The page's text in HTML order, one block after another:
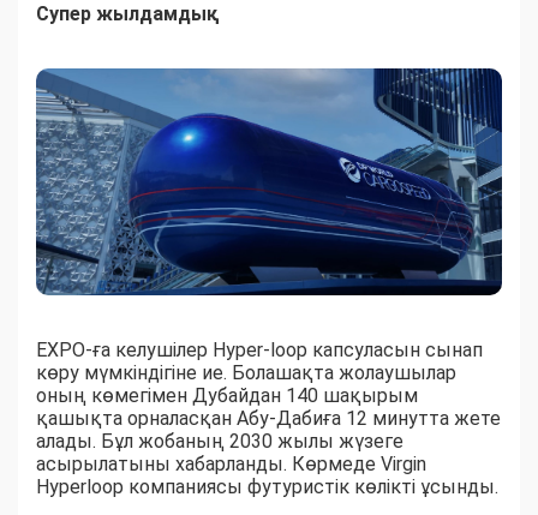
Супер жылдамдық
EXPO-ға келушілер Hyper-loop капсуласын сынап
көру мүмкіндігіне ие. Болашақта жолаушылар
оның көмегімен Дубайдан 140 шақырым
қашықта орналасқан Абу-Дабиға 12 минутта жете
алады. Бұл жобаның 2030 жылы жүзеге
асырылатыны хабарланды. Көрмеде Virgin
Hyperloop компаниясы футуристік көлікті ұсынды.